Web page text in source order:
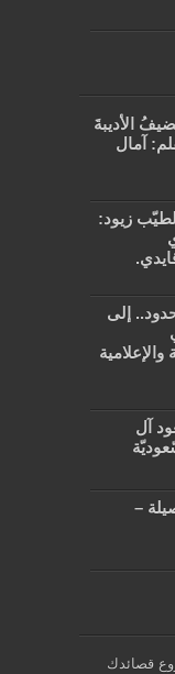
الأديبةَ
آمال
زيود:
إلى
والإعلامية
آل
–
قصائدك